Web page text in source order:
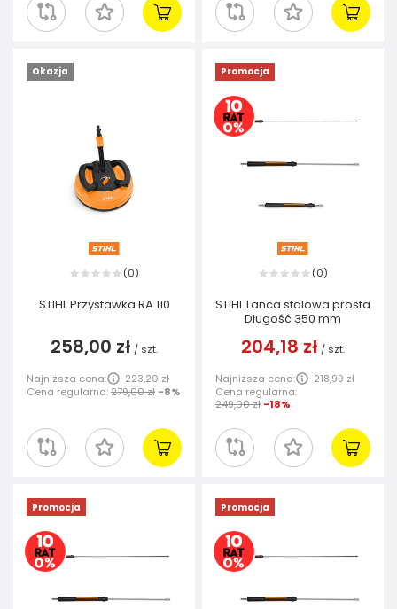
Okazja
(0)
STIHL Przystawka RA 110
258,00 zł / szt.
Najniższa cena:
223,20 zł
Cena regularna:279,00 zł -8%
Promocja
(0)
STIHL Lanca stalowa prosta
Długość 350 mm
204,18 zł / szt.
Najniższa cena:
218,99 zł
Cena regularna:
249,00 zł -18%
Promocja Promocja